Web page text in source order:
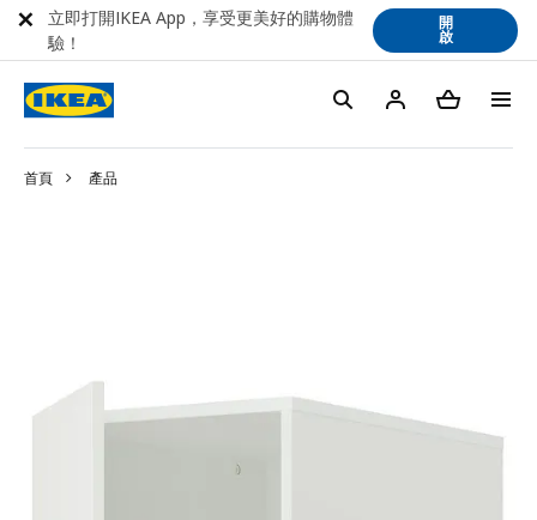
首頁 產品
立即打開IKEA App，享受更美好的購物體
驗！
開
啟